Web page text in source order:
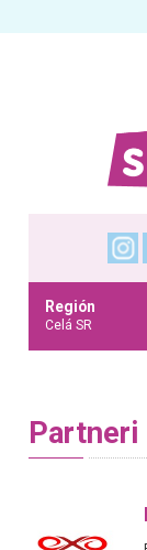
Región
Celá SR
Partneri